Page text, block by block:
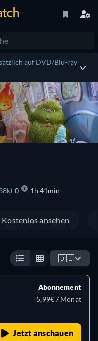
auf DVD/Blu-ray
0 1h 41min
Kostenlos ansehen
🇩🇪
Abonnement
5,99€ / Monat
Jetzt anschauen